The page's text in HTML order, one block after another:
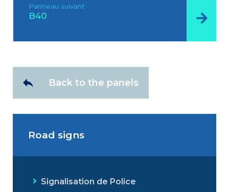
Panneau suivant
B40
Back to the panels
Road signs
Signalisation de Police